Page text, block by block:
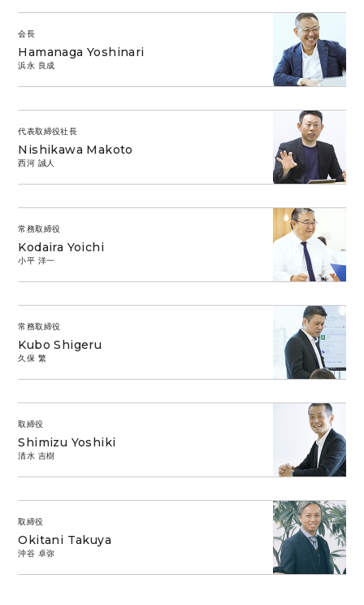
会長
Hamanaga Yoshinari
浜永 良成
代表取締役社長
Nishikawa Makoto
西河 誠人
常務取締役
Kodaira Yoichi
小平 洋一
常務取締役
Kubo Shigeru
久保 繁
取締役
Shimizu Yoshiki
清水 吉樹
取締役
Okitani Takuya
沖谷 卓弥